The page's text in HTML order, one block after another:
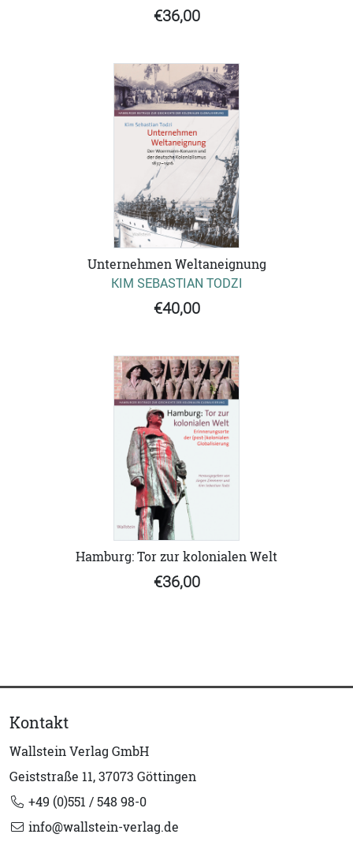
€36,00
Unternehmen Weltaneignung
KIM SEBASTIAN TODZI
€40,00
Hamburg: Tor zur kolonialen Welt
€36,00
Kontakt
Wallstein Verlag GmbH
Geiststraße 11, 37073 Göttingen
+49 (0)551 / 548 98-0
info@wallstein-verlag.de